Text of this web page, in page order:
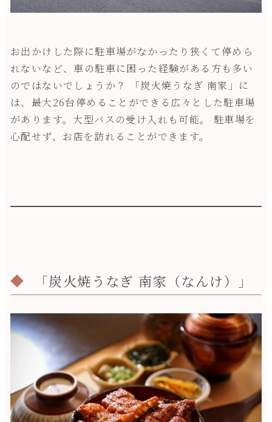
お出かけした際に駐車場がなかったり狭くて停めら
れないなど、車の駐車に困った経験がある方も多い
のではないでしょうか？ 「炭火焼うなぎ 南家」に
は、最大26台停めることができる広々とした駐車場
があります。大型バスの受け入れも可能。 駐車場を
心配せず、お店を訪れることができます。
「炭火焼うなぎ 南家（なんけ）」